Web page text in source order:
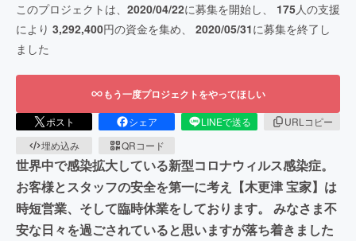
このプロジェクトは、 2020/04/22に募集を開始し、 175人の支援
により 3,292,400円の資金を集め、 2020/05/31に募集を終了し
ました
もう一度プロジェクトをやってほしい
ポスト シェア LINEで送る
URLコピー
埋め込み
QRコード
世界中で感染拡大している新型コロナウィルス感染症。
お客様とスタッフの安全を第一に考え【木更津 宝家】は
時短営業、そして臨時休業をしております。 みなさま不
安な日々を過ごされていると思いますが落ち着きました